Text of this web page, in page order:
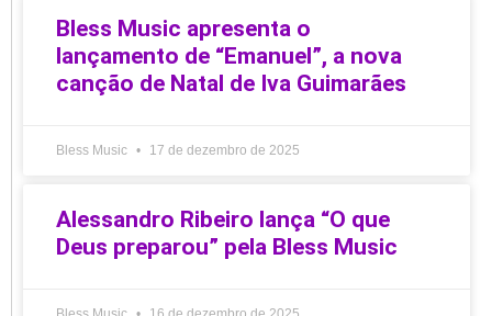
Bless Music apresenta o
lançamento de “Emanuel”, a nova
canção de Natal de Iva Guimarães
Bless Music 17 de dezembro de 2025
Alessandro Ribeiro lança “O que
Deus preparou” pela Bless Music